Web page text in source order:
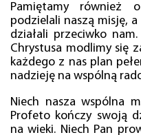
Pamiętamy również
podzielali naszą misję,
działali przeciwko
Chrystusa modlimy się
każdego z nas plan
nadzieję na wspólną
Niech nasza wspólna
Profeto kończy swoją
na wieki. Niech Pan